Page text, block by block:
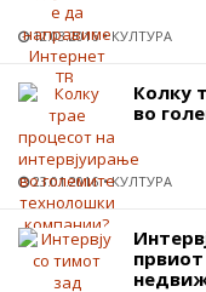
12.03.2016 КУЛТУРА
Колку
во
23.01.2016 КУЛТУРА
првиот